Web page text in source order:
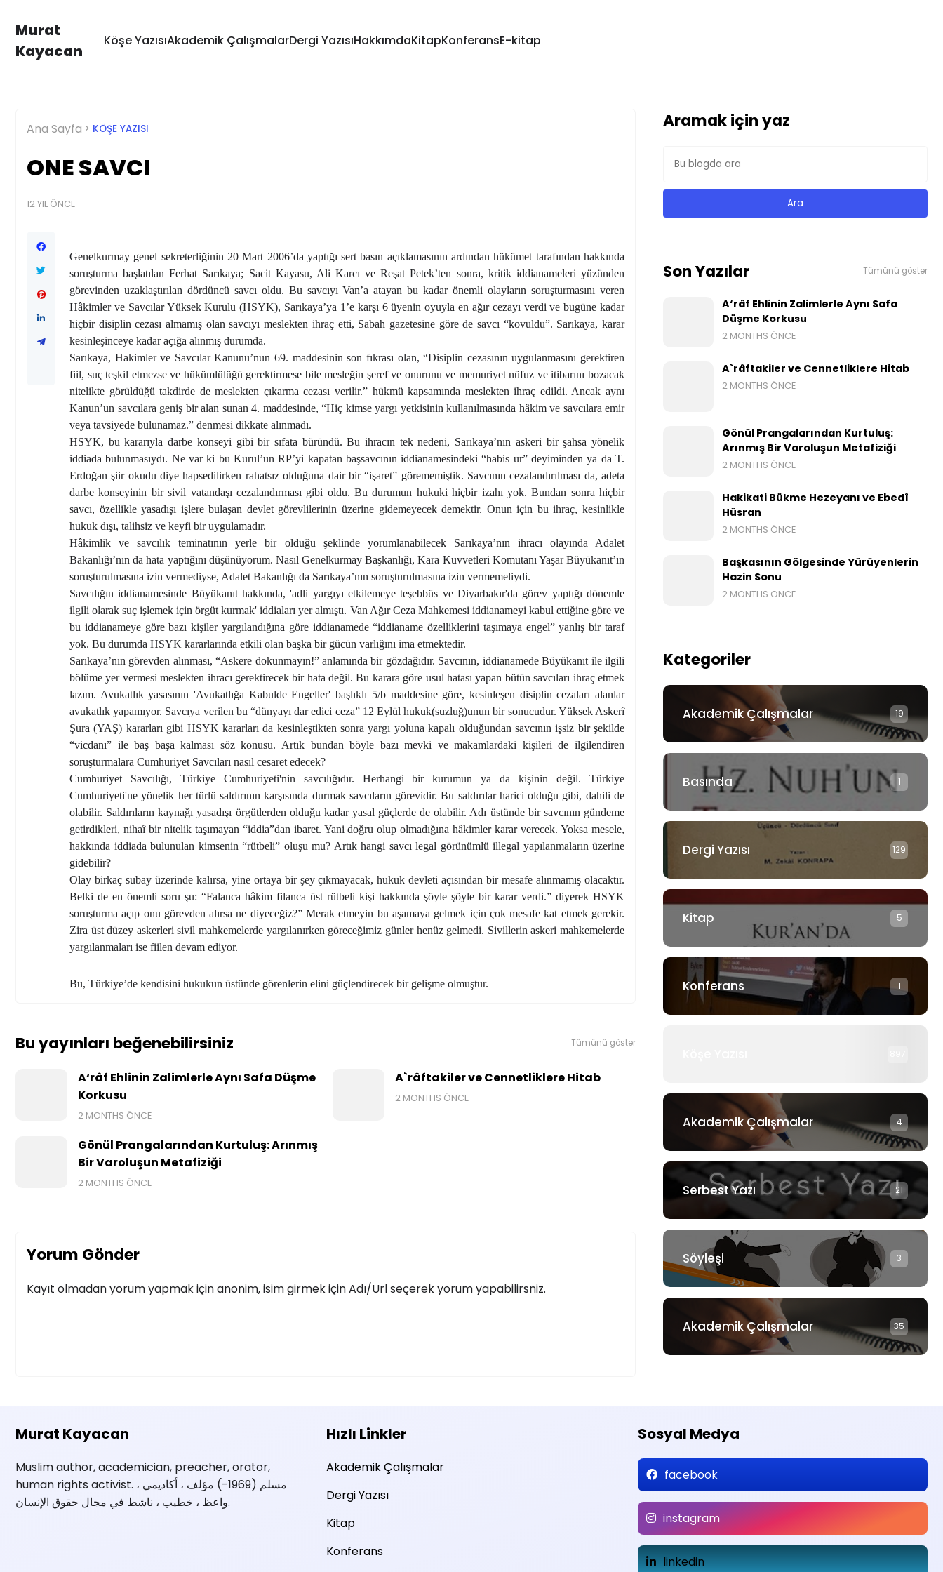
Murat
Kayacan
Köşe YazısıAkademik ÇalışmalarDergi YazısıHakkımdaKitapKonferansE-kitap
Ana Sayfa KÖŞE YAZISI
ONE SAVCI
12 YIL ÖNCE
Genelkurmay genel sekreterliğinin 20 Mart 2006’da yaptığı sert basın açıklamasının ardından hükümet tarafından hakkında
soruşturma başlatılan Ferhat Sarıkaya; Sacit Kayasu, Ali Karcı ve Reşat Petek’ten sonra, kritik iddianameleri yüzünden
görevinden uzaklaştırılan dördüncü savcı oldu. Bu savcıyı Van’a atayan bu kadar önemli olayların soruşturmasını veren
Hâkimler ve Savcılar Yüksek Kurulu (HSYK), Sarıkaya’ya 1’e karşı 6 üyenin oyuyla en ağır cezayı verdi ve bugüne kadar
hiçbir disiplin cezası almamış olan savcıyı meslekten ihraç etti, Sabah gazetesine göre de savcı “kovuldu”. Sarıkaya, karar
kesinleşinceye kadar açığa alınmış durumda.
Sarıkaya, Hakimler ve Savcılar Kanunu’nun 69. maddesinin son fıkrası olan, “Disiplin cezasının uygulanmasını gerektiren
fiil, suç teşkil etmezse ve hükümlülüğü gerektirmese bile mesleğin şeref ve onurunu ve memuriyet nüfuz ve itibarını bozacak
nitelikte görüldüğü takdirde de meslekten çıkarma cezası verilir.” hükmü kapsamında meslekten ihraç edildi. Ancak aynı
Kanun’un savcılara geniş bir alan sunan 4. maddesinde, “Hiç kimse yargı yetkisinin kullanılmasında hâkim ve savcılara emir
veya tavsiyede bulunamaz.” denmesi dikkate alınmadı.
HSYK, bu kararıyla darbe konseyi gibi bir sıfata büründü. Bu ihracın tek nedeni, Sarıkaya’nın askeri bir şahsa yönelik
iddiada bulunmasıydı. Ne var ki bu Kurul’un RP’yi kapatan başsavcının iddianamesindeki “habis ur” deyiminden ya da T.
Erdoğan şiir okudu diye hapsedilirken rahatsız olduğuna dair bir “işaret” görememiştik. Savcının cezalandırılması da, adeta
darbe konseyinin bir sivil vatandaşı cezalandırması gibi oldu. Bu durumun hukuki hiçbir izahı yok. Bundan sonra hiçbir
savcı, özellikle yasadışı işlere bulaşan devlet görevlilerinin üzerine gidemeyecek demektir. Onun için bu ihraç, kesinlikle
hukuk dışı, talihsiz ve keyfi bir uygulamadır.
Hâkimlik ve savcılık teminatının yerle bir olduğu şeklinde yorumlanabilecek Sarıkaya’nın ihracı olayında Adalet
Bakanlığı’nın da hata yaptığını düşünüyorum. Nasıl Genelkurmay Başkanlığı, Kara Kuvvetleri Komutanı Yaşar Büyükanıt’ın
soruşturulmasına izin vermediyse, Adalet Bakanlığı da Sarıkaya’nın soruşturulmasına izin vermemeliydi.
Savcılığın iddianamesinde Büyükanıt hakkında, 'adli yargıyı etkilemeye teşebbüs ve Diyarbakır'da görev yaptığı dönemle
ilgili olarak suç işlemek için örgüt kurmak' iddiaları yer almıştı. Van Ağır Ceza Mahkemesi iddianameyi kabul ettiğine göre ve
bu iddianameye göre bazı kişiler yargılandığına göre iddianamede “iddianame özelliklerini taşımaya engel” yanlış bir taraf
yok. Bu durumda HSYK kararlarında etkili olan başka bir gücün varlığını ima etmektedir.
Sarıkaya’nın görevden alınması, “Askere dokunmayın!” anlamında bir gözdağıdır. Savcının, iddianamede Büyükanıt ile ilgili
bölüme yer vermesi meslekten ihracı gerektirecek bir hata değil. Bu karara göre usul hatası yapan bütün savcıları ihraç etmek
lazım. Avukatlık yasasının 'Avukatlığa Kabulde Engeller' başlıklı 5/b maddesine göre, kesinleşen disiplin cezaları alanlar
avukatlık yapamıyor. Savcıya verilen bu “dünyayı dar edici ceza” 12 Eylül hukuk(suzluğ)unun bir sonucudur. Yüksek Askerî
Şura (YAŞ) kararları gibi HSYK kararları da kesinleştikten sonra yargı yoluna kapalı olduğundan savcının işsiz bir şekilde
“vicdanı” ile baş başa kalması söz konusu. Artık bundan böyle bazı mevki ve makamlardaki kişileri de ilgilendiren
soruşturmalara Cumhuriyet Savcıları nasıl cesaret edecek?
Cumhuriyet Savcılığı, Türkiye Cumhuriyeti'nin savcılığıdır. Herhangi bir kurumun ya da kişinin değil. Türkiye
Cumhuriyeti'ne yönelik her türlü saldırının karşısında durmak savcıların görevidir. Bu saldırılar harici olduğu gibi, dahili de
olabilir. Saldırıların kaynağı yasadışı örgütlerden olduğu kadar yasal güçlerde de olabilir. Adı üstünde bir savcının gündeme
getirdikleri, nihaî bir nitelik taşımayan “iddia”dan ibaret. Yani doğru olup olmadığına hâkimler karar verecek. Yoksa mesele,
hakkında iddiada bulunulan kimsenin “rütbeli” oluşu mu? Artık hangi savcı legal görünümlü illegal yapılanmaların üzerine
gidebilir?
Olay birkaç subay üzerinde kalırsa, yine ortaya bir şey çıkmayacak, hukuk devleti açısından bir mesafe alınmamış olacaktır.
Belki de en önemli soru şu: “Falanca hâkim filanca üst rütbeli kişi hakkında şöyle şöyle bir karar verdi.” diyerek HSYK
soruşturma açıp onu görevden alırsa ne diyeceğiz?” Merak etmeyin bu aşamaya gelmek için çok mesafe kat etmek gerekir.
Zira üst düzey askerleri sivil mahkemelerde yargılanırken göreceğimiz günler henüz gelmedi. Sivillerin askeri mahkemelerde
yargılanmaları ise fiilen devam ediyor.
Bu, Türkiye’de kendisini hukukun üstünde görenlerin elini güçlendirecek bir gelişme olmuştur.
Bu yayınları beğenebilirsiniz Tümünü göster
A‘râf Ehlinin Zalimlerle Aynı Safa Düşme
Korkusu
2 MONTHS ÖNCE
A`râftakiler ve Cennetliklere Hitab
2 MONTHS ÖNCE
Gönül Prangalarından Kurtuluş: Arınmış
Bir Varoluşun Metafiziği
2 MONTHS ÖNCE
Yorum Gönder
Kayıt olmadan yorum yapmak için anonim, isim girmek için Adı/Url seçerek yorum yapabilirsniz.
Aramak için yaz
Son Yazılar Tümünü göster
A‘râf Ehlinin Zalimlerle Aynı Safa
Düşme Korkusu
2 MONTHS ÖNCE
A`râftakiler ve Cennetliklere Hitab
2 MONTHS ÖNCE
Gönül Prangalarından Kurtuluş:
Arınmış Bir Varoluşun Metafiziği
2 MONTHS ÖNCE
Hakikati Bükme Hezeyanı ve Ebedî
Hüsran
2 MONTHS ÖNCE
Başkasının Gölgesinde Yürüyenlerin
Hazin Sonu
2 MONTHS ÖNCE
Kategoriler
Akademik Çalışmalar 19
Basında 1
Dergi Yazısı 129
Kitap 5
Konferans 1
Akademik Çalışmalar 4
Serbest Yazı 21
Söyleşi 3
Akademik Çalışmalar 35
Murat Kayacan
Muslim author, academician, preacher, orator,
human rights activist. مسلم (1969-) مؤلف ، أكاديمي ،
واعظ ، خطيب ، ناشط في مجال حقوق الإنسان.
Hızlı Linkler
Akademik Çalışmalar
Dergi Yazısı
Kitap
Konferans
Sosyal Medya
facebook
instagram
linkedin